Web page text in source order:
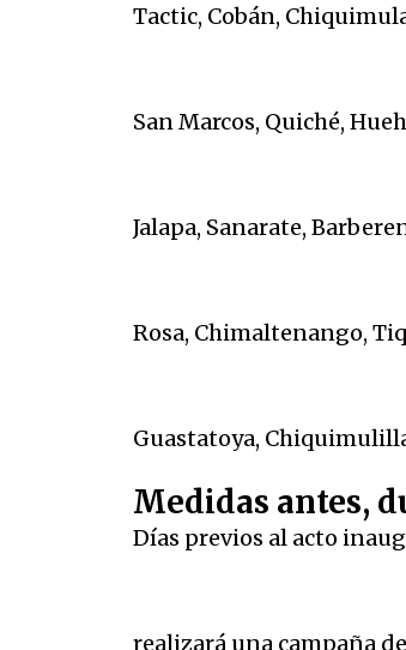
Tactic, Cobán,
San Marcos, Quiché,
Jalapa, Sanarate,
Rosa, Chimaltenango,
Guastatoya,
Medidas antes,
Días previos al acto
realizará una campaña